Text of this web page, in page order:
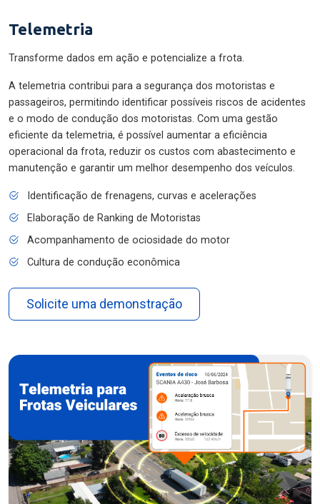
Telemetria
Transforme dados em ação e potencialize a frota.
A telemetria contribui para a segurança dos motoristas e
passageiros, permitindo identificar possíveis riscos de acidentes
e o modo de condução dos motoristas. Com uma gestão
eficiente da telemetria, é possível aumentar a eficiência
operacional da frota, reduzir os custos com abastecimento e
manutenção e garantir um melhor desempenho dos veículos.
Identificação de frenagens, curvas e acelerações
Elaboração de Ranking de Motoristas
Acompanhamento de ociosidade do motor
Cultura de condução econômica
Solicite uma demonstração